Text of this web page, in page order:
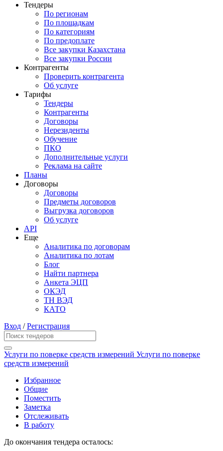
Тендеры
По регионам
По площадкам
По категориям
По предоплате
Все закупки Казахстана
Все закупки России
Контрагенты
Проверить контрагента
Об услуге
Тарифы
Тендеры
Контрагенты
Договоры
Нерезиденты
Обучение
ПКО
Дополнительные услуги
Реклама на сайте
Планы
Договоры
Договоры
Предметы договоров
Выгрузка договоров
Об услуге
API
Еще
Аналитика по договорам
Аналитика по лотам
Блог
Найти партнера
Анкета ЭЦП
ОКЭД
ТН ВЭД
КАТО
Вход /Регистрация
Услуги по поверке средств измерений Услуги по поверке
средств измерений
Избранное
Общие
Поместить
Заметка
Отслеживать
В работу
До окончания тендера осталось: